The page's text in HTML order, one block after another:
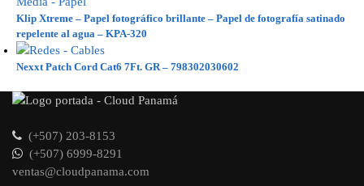
Klip Xtreme – Papel fotográfico brillante – Papel de fotografía satinado
repelente al agua – KPA-320
Nexxt Patch Cord Cat6 7Ft. GR – 798302030602
(+507) 203-8153
(+507) 6999-8291
ventas@cloudpanama.com